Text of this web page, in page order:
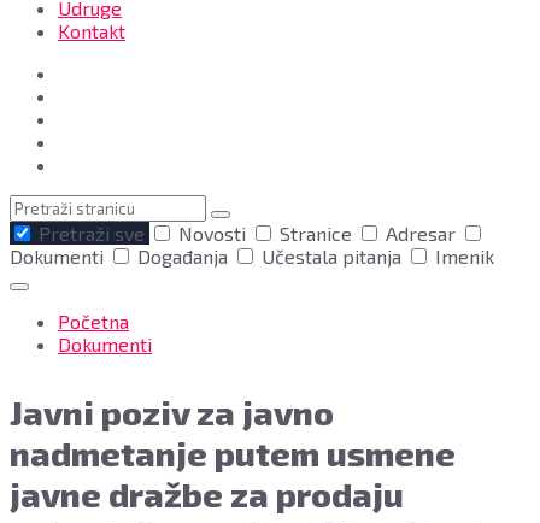
Udruge
Kontakt
Pretraga
Pretraži sve
Novosti Stranice
Adresar
Dokumenti
Događanja Učestala pitanja Imenik
Početna
Dokumenti
Javni poziv za javno
nadmetanje putem usmene
javne dražbe za prodaju